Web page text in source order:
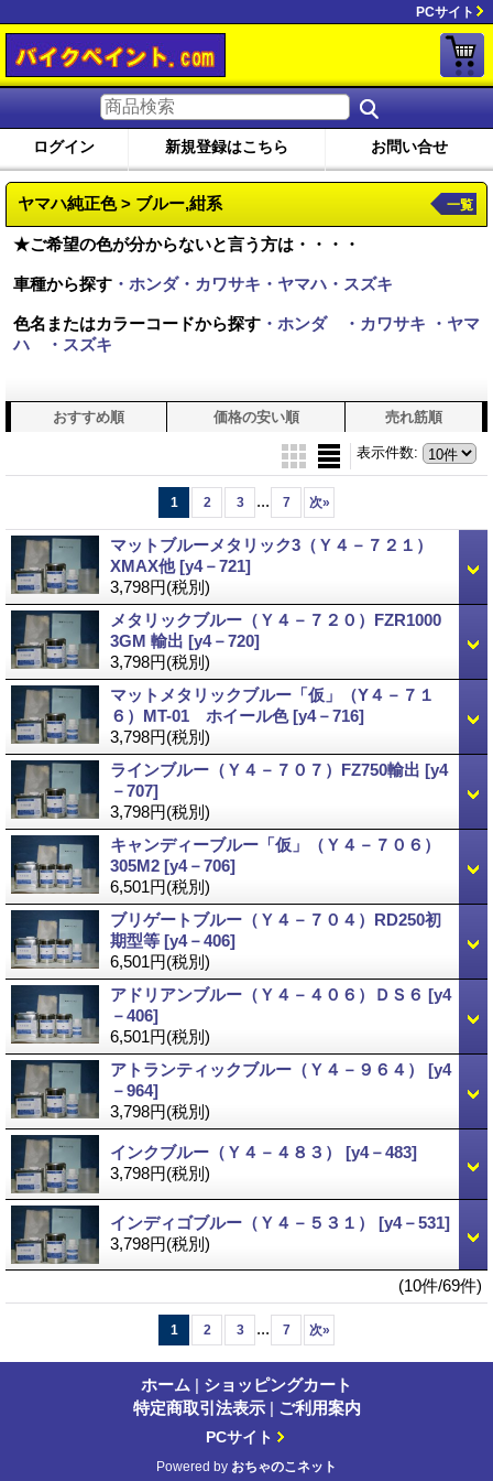
PCサイト
ログイン 新規登録はこちら お問い合せ
ヤマハ純正色 > ブルー,紺系
★ご希望の色が分からないと言う方は・・・・
車種から探す ・ホンダ・カワサキ・ヤマハ・スズキ
色名またはカラーコードから探す ・ホンダ ・カワサキ
・ヤマ
ハ
・スズキ
一覧
おすすめ順 価格の安い順 売れ筋順
表示件数:
1 2 3 ... 7 次»
マットブルーメタリック3（Ｙ４－７２１）
XMAX他[y4－721]
3,798円(税別)
メタリックブルー（Ｙ４－７２０）FZR1000
3GM 輸出 [y4－720]
3,798円(税別)
マットメタリックブルー「仮」（Y４－７１
６）MT-01 ホイール色[y4－716]
3,798円(税別)
ラインブルー（Ｙ４－７０７）FZ750輸出 [y4
－707]
3,798円(税別)
キャンディーブルー「仮」（Ｙ４－７０６）
305M2 [y4－706]
6,501円(税別)
ブリゲートブルー（Ｙ４－７０４）RD250初
期型等 [y4－406]
6,501円(税別)
アドリアンブルー（Ｙ４－４０６）ＤＳ６ [y4
－406]
6,501円(税別)
アトランティックブルー（Ｙ４－９６４） [y4
－964]
3,798円(税別)
インクブルー（Ｙ４－４８３） [y4－483]
3,798円(税別)
インディゴブルー（Ｙ４－５３１） [y4－531]
3,798円(税別)
(10件/69件)
1 2 3 ... 7 次»
ホーム | ショッピングカート
特定商取引法表示 | ご利用案内
PCサイト
Powered by おちゃのこネット